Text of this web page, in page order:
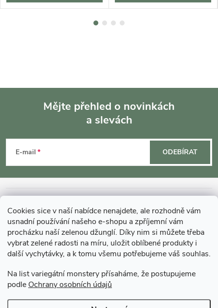
Cookies sice v naší nabídce nenajdete, ale rozhodně vám
usnadní používání našeho e-shopu a zpříjemní vám
procházku naší zelenou džunglí. Díky nim si můžete třeba
vybrat zelené radosti na míru, uložit oblíbené produkty i
další vychytávky, a k tomu všemu potřebujeme váš souhlas.
Na list variegátní monstery přísaháme, že postupujeme
podle Ochrany osobních údajů
p
a
Mějte přehled o novinkách
a slevách
E-mail ODEBÍRAT
MOHLO BY VÁS ZAJÍMAT
O GARDNERS
Gardners Design - Projekt, realizace a údržba zahrad a interiérů